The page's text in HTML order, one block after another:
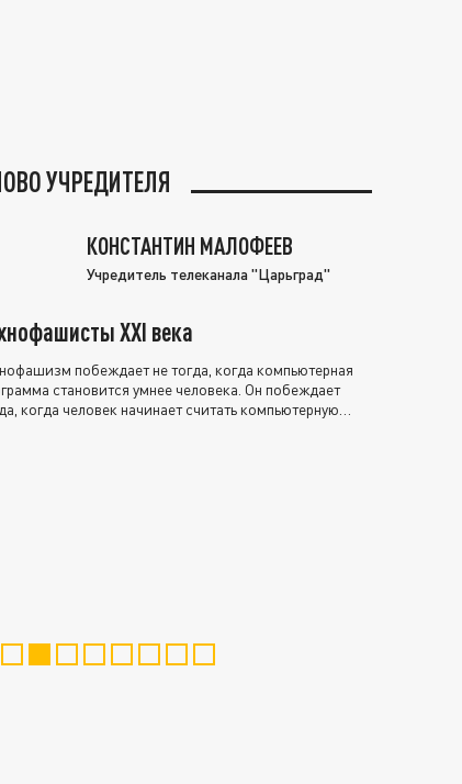
УЧРЕДИТЕЛЯ
КОНСТАНТИН МАЛОФЕЕВ
Учредитель телеканала "Царьград"
XXI века
побеждает не тогда, когда компьютерная
становится умнее человека. Он побеждает
когда человек начинает считать компьютерную